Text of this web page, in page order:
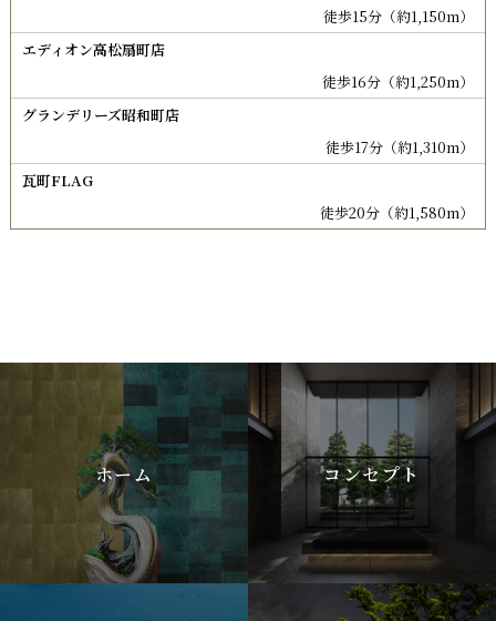
徒歩15分（約1,150m）
エディオン高松扇町店
徒歩16分（約1,250m）
グランデリーズ昭和町店
徒歩17分（約1,310m）
瓦町FLAG
徒歩20分（約1,580m）
ホーム コンセプト